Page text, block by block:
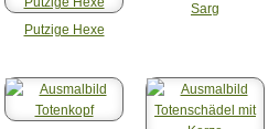
Putzige Hexe
Sarg